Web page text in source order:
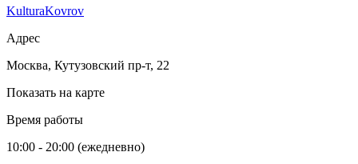
KulturaKovrov
Адрес
Москва, Кутузовский пр-т, 22
Показать на карте
Время работы
10:00 - 20:00 (ежедневно)